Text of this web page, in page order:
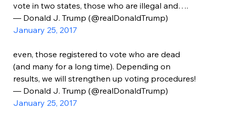
vote in two states, those who are illegal and….
— Donald J. Trump (@realDonaldTrump)
January 25, 2017
even, those registered to vote who are dead
(and many for a long time). Depending on
results, we will strengthen up voting procedures!
— Donald J. Trump (@realDonaldTrump)
January 25, 2017